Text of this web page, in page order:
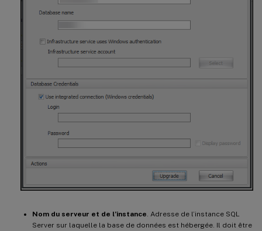
Nom du serveur et de l’instance. Adresse de l’instance SQL
Server sur laquelle la base de données est hébergée. Il doit être